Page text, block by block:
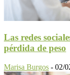
Las redes
pérdida de peso
Marisa Burgos - 02/